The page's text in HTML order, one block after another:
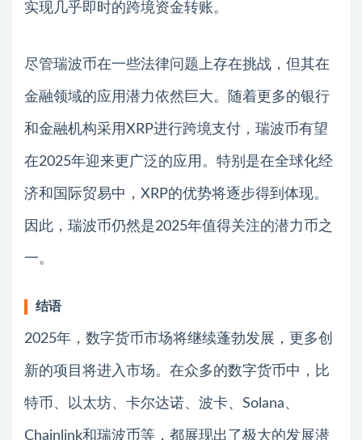
实现几乎即时的跨境资金转账。
尽管瑞波币在一些法律问题上存在挑战，但其在
金融领域的应用潜力依然巨大。随着更多的银行
和金融机构采用XRP进行跨境支付，瑞波币有望
在2025年迎来更广泛的应用。特别是在全球化经
济和国际贸易中，XRP的优势将逐步得到体现。
因此，瑞波币仍然是2025年值得关注的潜力币之
一。
结语
2025年，数字货币市场将继续蓬勃发展，更多创
新的项目将进入市场。在众多的数字货币中，比
特币、以太坊、卡尔达诺、波卡、Solana、
Chainlink和瑞波币等，都展现出了极大的发展潜